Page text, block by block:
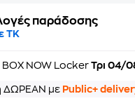
παράδοσης
ΤΚ
BOX NOW Locker Τρι 04/
ΔΩΡΕΑΝ με Public+